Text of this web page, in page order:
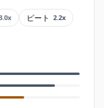
ピート 2.2x